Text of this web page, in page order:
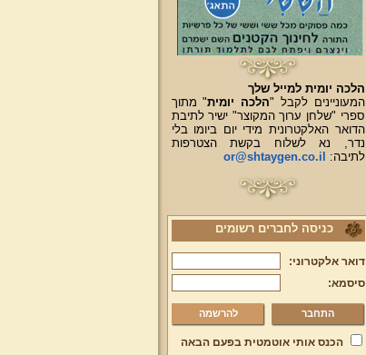
הלכה יומית למייל שלך
המעוניינים לקבל "הלכה יומית" מתוך
ספרי "שלחן ערוך המקוצר" ישיר לתיבת
הדואר האלקטרונית מידי יום ביומו בלי
נדר, נא לשלוח בקשת הצטרפות
לתיבה:
or@shtaygen.co.il
כניסה לחברים רשומים
דואר אלקטרוני:
סיסמא:
להרשמה
הכנס אותי אוטמטית בפעם הבאה